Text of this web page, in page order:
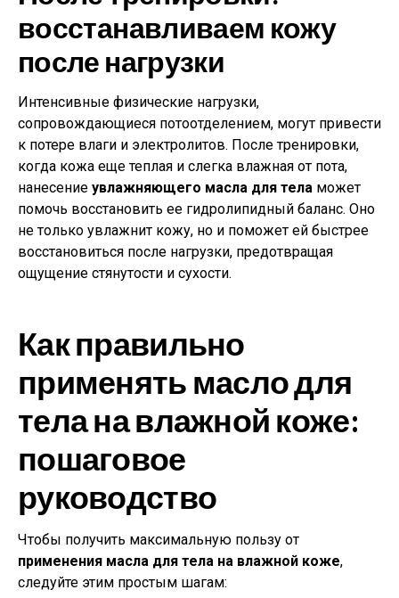
восстанавливаем кожу
после нагрузки
Интенсивные физические нагрузки,
сопровождающиеся потоотделением, могут привести
к потере влаги и электролитов. После тренировки,
когда кожа еще теплая и слегка влажная от пота,
нанесение увлажняющего масла для тела может
помочь восстановить ее гидролипидный баланс. Оно
не только увлажнит кожу, но и поможет ей быстрее
восстановиться после нагрузки, предотвращая
ощущение стянутости и сухости.
Как правильно
применять масло для
тела на влажной коже:
пошаговое
руководство
Чтобы получить максимальную пользу от
применения масла для тела на влажной коже,
следуйте этим простым шагам: